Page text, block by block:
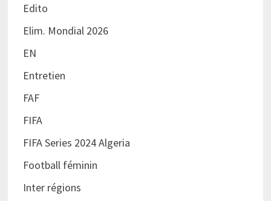
Edito
Elim. Mondial 2026
EN
Entretien
FAF
FIFA
FIFA Series 2024 Algeria
Football féminin
Inter régions